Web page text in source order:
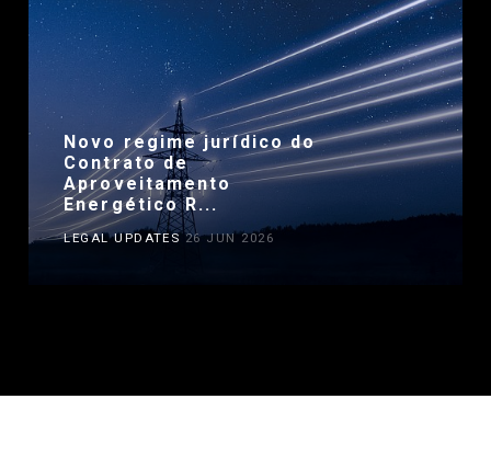
Novo regime jurídico do
Contrato de
Aproveitamento
Energético R...
LEGAL UPDATES26 JUN 2026